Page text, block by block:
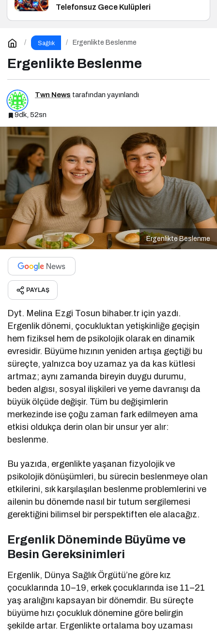
Telefonsuz Gece Kulüpleri
Sağlık Ergenlikte Beslenme
Ergenlikte Beslenme
Twn News tarafından yayınlandı
9dk, 52sn
Ergenlikte Beslenme
PAYLAŞ
Dyt. Melina Ezgi Tosun bihaber.tr için yazdı.
Ergenlik dönemi, çocukluktan yetişkinliğe geçişin
hem fiziksel hem de psikolojik olarak en dinamik
evresidir. Büyüme hızının yeniden artışa geçtiği bu
süreçte, yalnızca boy uzamaz ya da kas kütlesi
artmaz; aynı zamanda bireyin duygu durumu,
beden algısı, sosyal ilişkileri ve yeme davranışı da
büyük ölçüde değişir. Tüm bu değişimlerin
merkezinde ise çoğu zaman fark edilmeyen ama
etkisi oldukça derin olan bir unsur yer alır:
beslenme.
Bu yazıda, ergenlikte yaşanan fizyolojik ve
psikolojik dönüşümleri, bu sürecin beslenmeye olan
etkilerini, sık karşılaşılan beslenme problemlerini ve
ailenin bu dönemde nasıl bir tutum sergilemesi
gerektiğini bilimsel bir perspektiften ele alacağız.
Ergenlik Döneminde Büyüme ve
Besin Gereksinimleri
Ergenlik, Dünya Sağlık Örgütü’ne göre kız
çocuklarında 10–19, erkek çocuklarında ise 11–21
yaş aralığını kapsayan bir dönemdir. Bu süreçte
büyüme hızı çocukluk dönemine göre belirgin
şekilde artar. Ergenlikte ortalama boy uzaması